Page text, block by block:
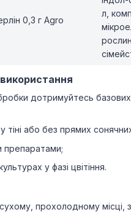
0,3 г Agro
л,
дотримуйтесь
або без прямих
препаратами;
у фазі цвітіння.
прохолодному місці,